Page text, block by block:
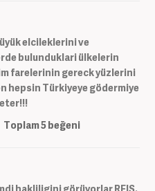
elcileklerini ve
bulunduklari ülkelerin
farelerinin gereck yüzlerini
hepsin Türkiyeye gödermiye
Toplam5beğeni